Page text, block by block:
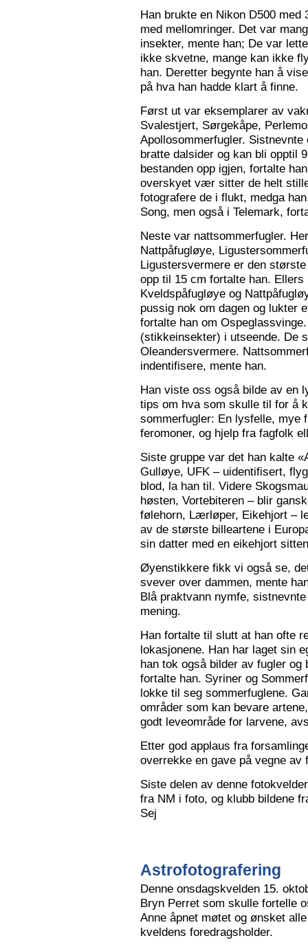
Han brukte en Nikon D500
med mellomringer. Det var
insekter, mente han; De var
ikke skvetne, mange kan ikke
han. Deretter begynte han å
på hva han hadde klart å finne.
Først ut var eksemplarer av
Svalestjert, Sørgekåpe,
Apollosommerfugler.
bratte dalsider og kan bli opptil
bestanden opp igjen, fortalte
overskyet vær sitter de helt
fotografere de i flukt, medga
Song, men også i Telemark,
Neste var nattsommerfugler.
Nattpåfugløye,
Ligustersvermere er den
opp til 15 cm fortalte han.
Kveldspåfugløye og
pussig nok om dagen og lukter
fortalte han om
(stikkeinsekter) i utseende. De
Oleandersvermere.
indentifisere, mente han.
Han viste oss også bilde av en
tips om hva som skulle til for å
sommerfugler: En lysfelle, mye
feromoner, og hjelp fra fagfolk
Siste gruppe var det han kalte
Gulløye, UFK – uidentifisert,
blod, la han til. Videre
høsten, Vortebiteren – blir
følehorn, Lærløper, Eikehjort –
av de største billeartene i
sin datter med en eikehjort
Øyenstikkere fikk vi også se,
svever over dammen, mente
Blå praktvann nymfe,
mening.
Han fortalte til slutt at han ofte
lokasjonene. Han har laget sin
han tok også bilder av fugler
fortalte han. Syriner og
lokke til seg sommerfuglene.
områder som kan bevare
godt leveområde for larvene,
Etter god applaus fra
overrekke en gave på vegne av
Siste delen av denne
fra NM i foto, og klubb bildene
Sej
Astrofotografering
Denne onsdagskvelden 15.
Bryn Perret som skulle fortelle
Anne åpnet møtet og ønsket
kveldens foredragsholder.